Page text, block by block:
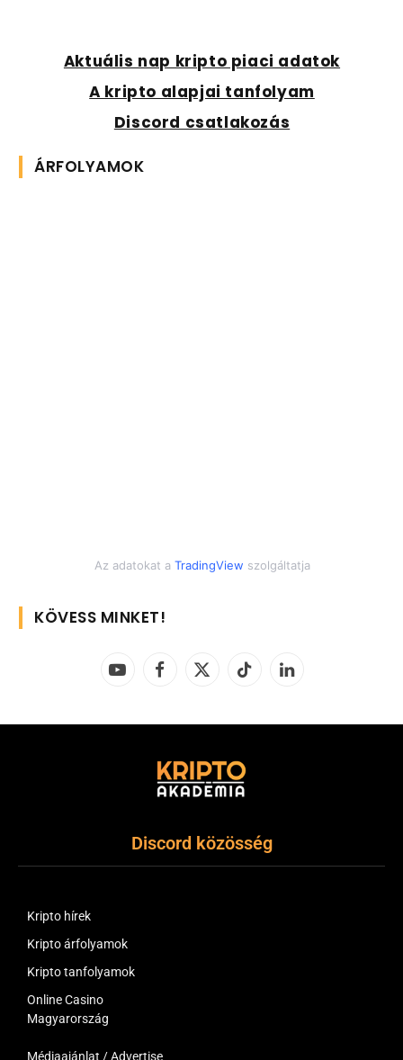
Aktuális nap kripto piaci adatok
A kripto alapjai tanfolyam
Discord csatlakozás
ÁRFOLYAMOK
Az adatokat a TradingView szolgáltatja
KÖVESS MINKET!
YouTubeFacebook
X
TikTok LinkedIn
Discord közösség
Kripto hírek
Kripto árfolyamok
Kripto tanfolyamok
Online Casino
Magyarország
Médiaajánlat / Advertise